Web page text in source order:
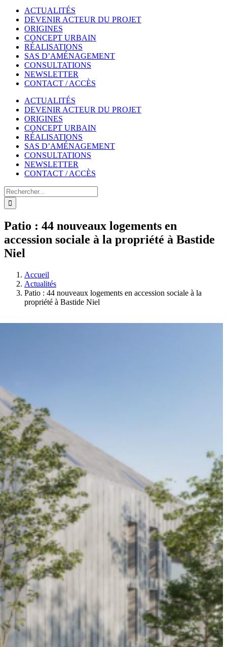
ACTUALITÉS
DEVENIR ACTEUR DU PROJET
ORIGINES
CONCEPT URBAIN
RÉALISATIONS
SAS D’AMÉNAGEMENT
CONSULTATIONS
NEWSLETTER
CONTACT / ACCÈS
ACTUALITÉS
DEVENIR ACTEUR DU PROJET
ORIGINES
CONCEPT URBAIN
RÉALISATIONS
SAS D’AMÉNAGEMENT
CONSULTATIONS
NEWSLETTER
CONTACT / ACCÈS
Rechercher
Patio : 44 nouveaux logements en
accession sociale à la propriété à Bastide
Niel
Accueil
Actualités
Patio : 44 nouveaux logements en accession sociale à la
propriété à Bastide Niel